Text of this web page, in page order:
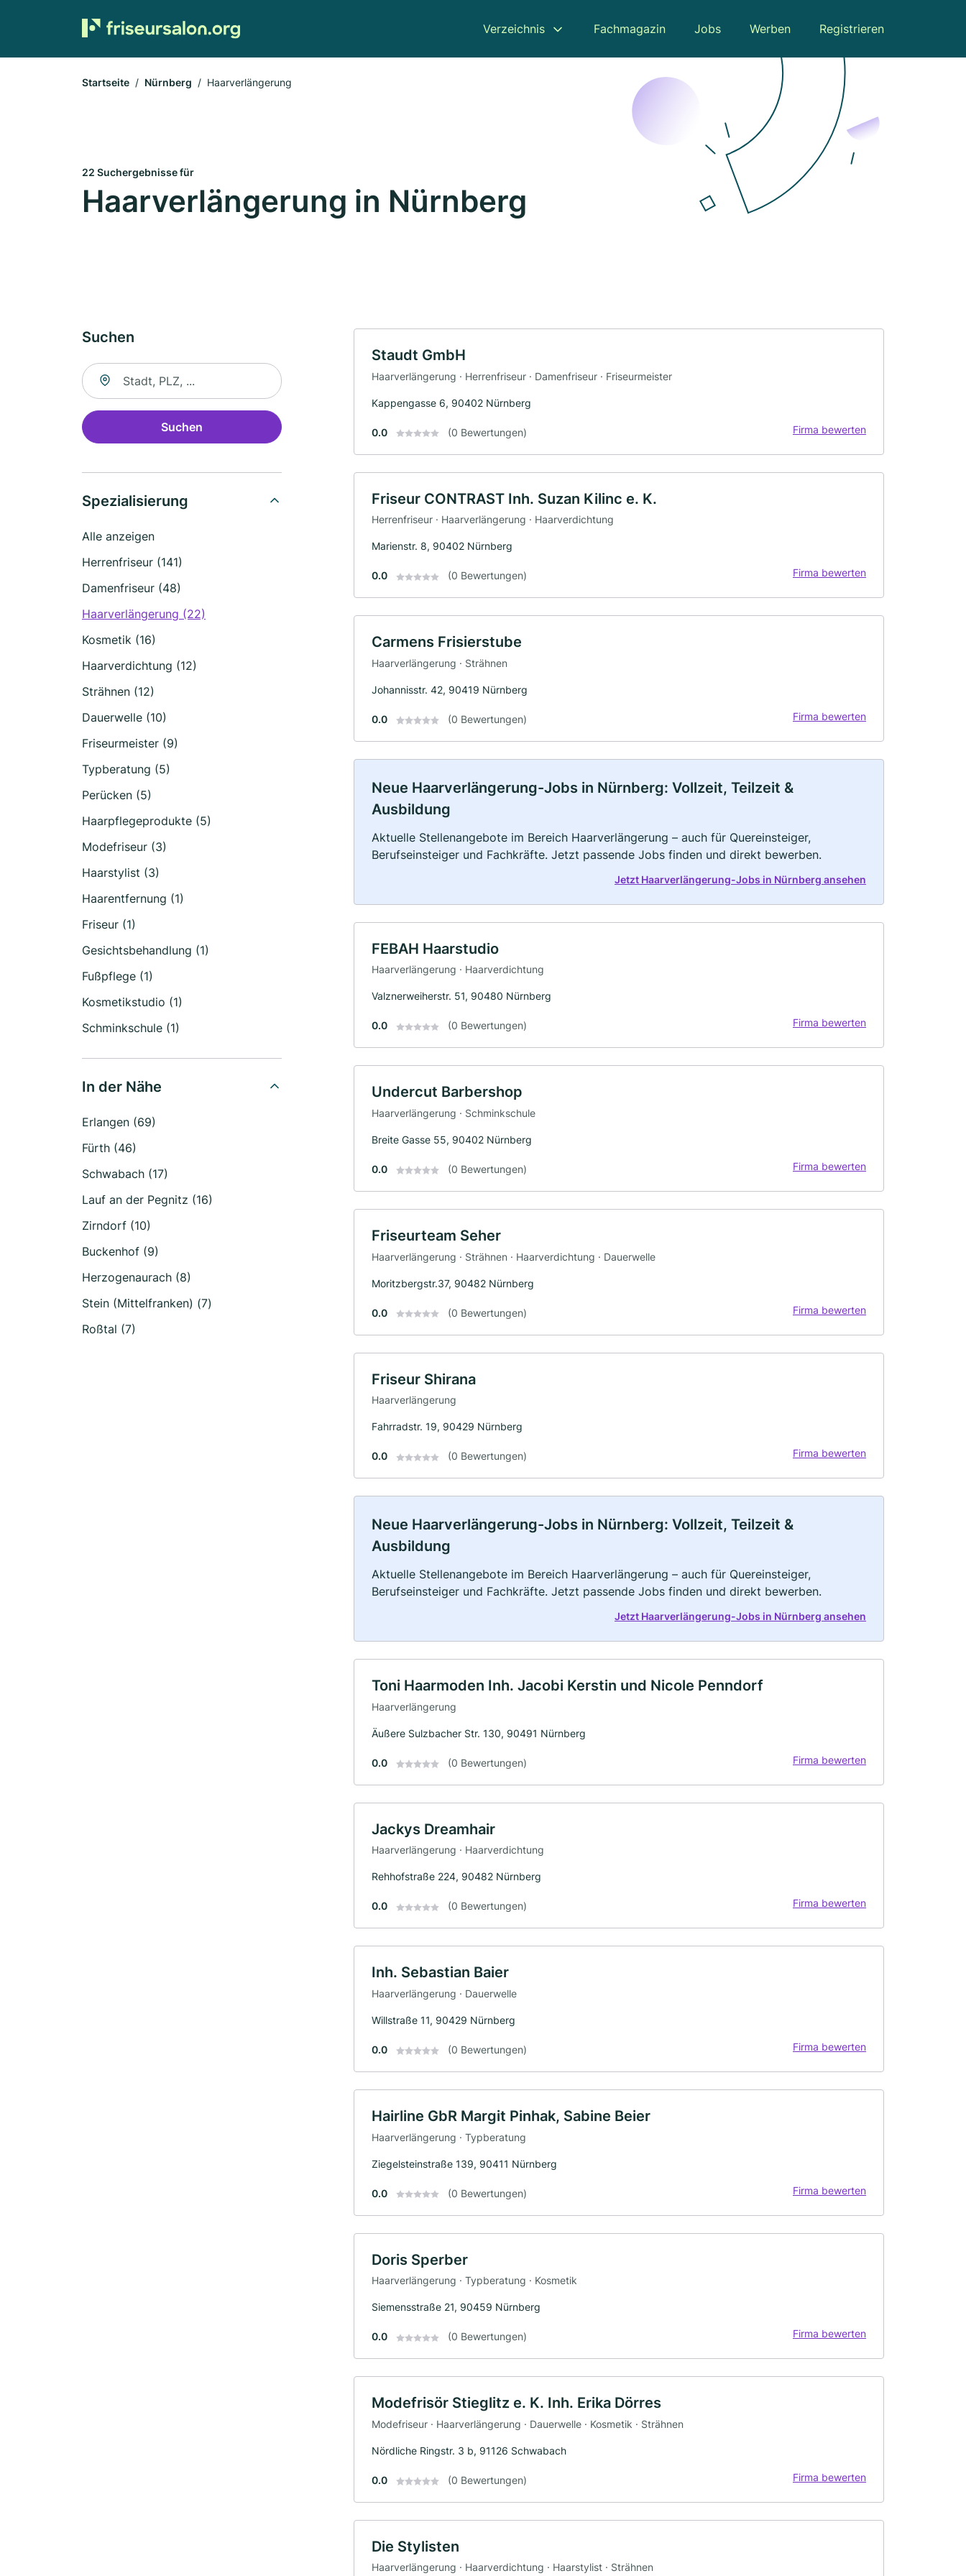
Verzeichnis Fachmagazin Jobs Werben Registrieren
Startseite Nürnberg Haarverlängerung
22 Suchergebnisse für
Haarverlängerung in Nürnberg
Suchen
Suche nach Ort
Suchen
Spezialisierung
Alle anzeigen
Herrenfriseur (141)
Damenfriseur (48)
Haarverlängerung (22)
Kosmetik (16)
Haarverdichtung (12)
Strähnen (12)
Dauerwelle (10)
Friseurmeister (9)
Typberatung (5)
Perücken (5)
Haarpflegeprodukte (5)
Modefriseur (3)
Haarstylist (3)
Haarentfernung (1)
Friseur (1)
Gesichtsbehandlung (1)
Fußpflege (1)
Kosmetikstudio (1)
Schminkschule (1)
In der Nähe
Erlangen (69)
Fürth (46)
Schwabach (17)
Lauf an der Pegnitz (16)
Zirndorf (10)
Buckenhof (9)
Herzogenaurach (8)
Stein (Mittelfranken) (7)
Roßtal (7)
Staudt GmbH
Haarverlängerung · Herrenfriseur · Damenfriseur · Friseurmeister
Kappengasse 6, 90402 Nürnberg
0.0 (0 Bewertungen) Firma bewerten
Friseur CONTRAST Inh. Suzan Kilinc e. K.
Herrenfriseur · Haarverlängerung · Haarverdichtung
Marienstr. 8, 90402 Nürnberg
0.0 (0 Bewertungen) Firma bewerten
Carmens Frisierstube
Haarverlängerung · Strähnen
Johannisstr. 42, 90419 Nürnberg
0.0 (0 Bewertungen) Firma bewerten
Neue Haarverlängerung-Jobs in Nürnberg: Vollzeit, Teilzeit &
Ausbildung
Aktuelle Stellenangebote im Bereich Haarverlängerung – auch für Quereinsteiger,
Berufseinsteiger und Fachkräfte. Jetzt passende Jobs finden und direkt bewerben.
Jetzt Haarverlängerung-Jobs in Nürnberg ansehen
FEBAH Haarstudio
Haarverlängerung · Haarverdichtung
Valznerweiherstr. 51, 90480 Nürnberg
0.0 (0 Bewertungen) Firma bewerten
Undercut Barbershop
Haarverlängerung · Schminkschule
Breite Gasse 55, 90402 Nürnberg
0.0 (0 Bewertungen) Firma bewerten
Friseurteam Seher
Haarverlängerung · Strähnen · Haarverdichtung · Dauerwelle
Moritzbergstr.37, 90482 Nürnberg
0.0 (0 Bewertungen) Firma bewerten
Friseur Shirana
Haarverlängerung
Fahrradstr. 19, 90429 Nürnberg
0.0 (0 Bewertungen) Firma bewerten
Neue Haarverlängerung-Jobs in Nürnberg: Vollzeit, Teilzeit &
Ausbildung
Aktuelle Stellenangebote im Bereich Haarverlängerung – auch für Quereinsteiger,
Berufseinsteiger und Fachkräfte. Jetzt passende Jobs finden und direkt bewerben.
Jetzt Haarverlängerung-Jobs in Nürnberg ansehen
Toni Haarmoden Inh. Jacobi Kerstin und Nicole Penndorf
Haarverlängerung
Äußere Sulzbacher Str. 130, 90491 Nürnberg
0.0 (0 Bewertungen) Firma bewerten
Jackys Dreamhair
Haarverlängerung · Haarverdichtung
Rehhofstraße 224, 90482 Nürnberg
0.0 (0 Bewertungen) Firma bewerten
Inh. Sebastian Baier
Haarverlängerung · Dauerwelle
Willstraße 11, 90429 Nürnberg
0.0 (0 Bewertungen) Firma bewerten
Hairline GbR Margit Pinhak, Sabine Beier
Haarverlängerung · Typberatung
Ziegelsteinstraße 139, 90411 Nürnberg
0.0 (0 Bewertungen) Firma bewerten
Doris Sperber
Haarverlängerung · Typberatung · Kosmetik
Siemensstraße 21, 90459 Nürnberg
0.0 (0 Bewertungen) Firma bewerten
Modefrisör Stieglitz e. K. Inh. Erika Dörres
Modefriseur · Haarverlängerung · Dauerwelle · Kosmetik · Strähnen
Nördliche Ringstr. 3 b, 91126 Schwabach
0.0 (0 Bewertungen) Firma bewerten
Die Stylisten
Haarverlängerung · Haarverdichtung · Haarstylist · Strähnen